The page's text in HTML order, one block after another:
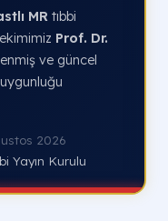
MR tıbbi
Prof. Dr.
ve güncel
2026
Yayın Kurulu